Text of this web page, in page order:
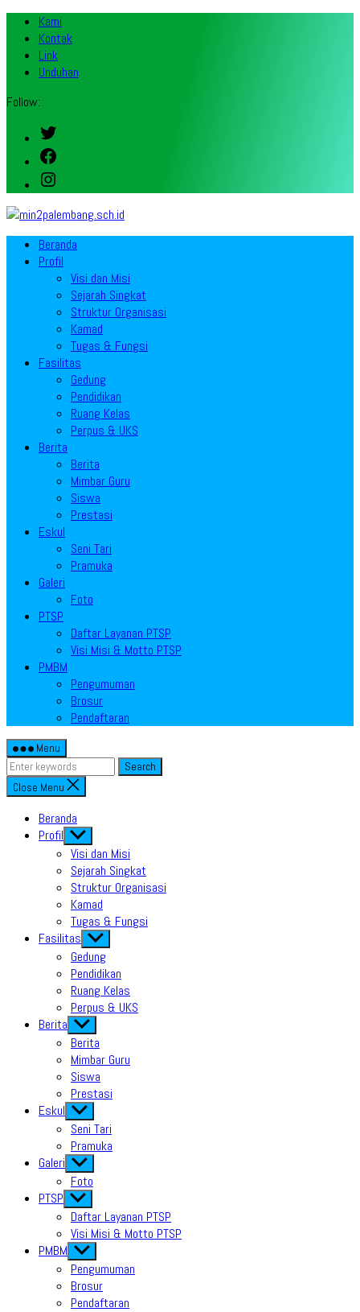
Kami
Kontak
Link
Unduhan
Follow:
Twitter
Facebook
Instagram
Beranda
Profil
Visi dan Misi
Sejarah Singkat
Struktur Organisasi
Kamad
Tugas & Fungsi
Fasilitas
Gedung
Pendidikan
Ruang Kelas
Perpus & UKS
Berita
Berita
Mimbar Guru
Siswa
Prestasi
Eskul
Seni Tari
Pramuka
Galeri
Foto
PTSP
Daftar Layanan PTSP
Visi Misi & Motto PTSP
PMBM
Pengumuman
Brosur
Pendaftaran
Menu
Search
Close Menu
Beranda
Profil Show
sub
menu
Visi dan Misi
Sejarah Singkat
Struktur Organisasi
Kamad
Tugas & Fungsi
Fasilitas Show
sub
menu
Gedung
Pendidikan
Ruang Kelas
Perpus & UKS
Berita Show
sub
menu
Berita
Mimbar Guru
Siswa
Prestasi
Eskul Show
sub
menu
Seni Tari
Pramuka
Galeri Show
sub
menu
Foto
PTSP Show
sub
menu
Daftar Layanan PTSP
Visi Misi & Motto PTSP
PMBM Show
sub
menu
Pengumuman
Brosur
Pendaftaran